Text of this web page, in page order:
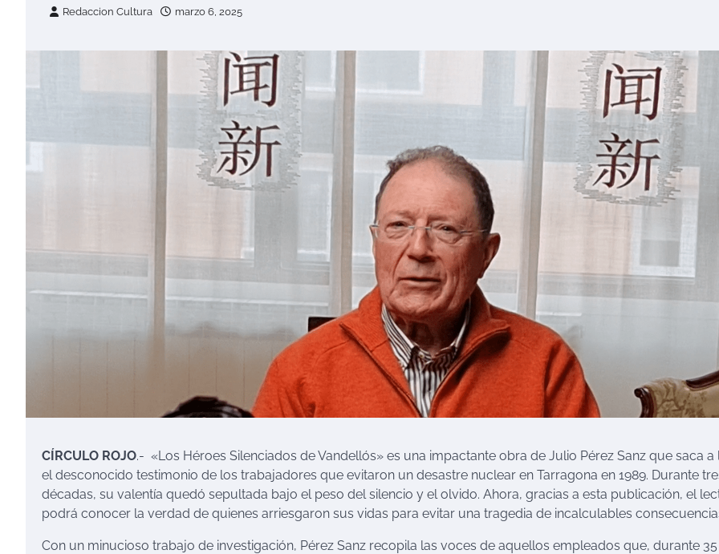
Redaccion Cultura marzo 6, 2025
CÍRCULO ROJO.- «Los Héroes Silenciados de Vandellós» es una impactante obra de Julio Pérez Sanz que saca a
el desconocido testimonio de los trabajadores que evitaron un desastre nuclear en Tarragona en 1989. Durante
décadas, su valentía quedó sepultada bajo el peso del silencio y el olvido. Ahora, gracias a esta publicación, el
podrá conocer la verdad de quienes arriesgaron sus vidas para evitar una tragedia de incalculables
Con un minucioso trabajo de investigación, Pérez Sanz recopila las voces de aquellos empleados que, durante 35